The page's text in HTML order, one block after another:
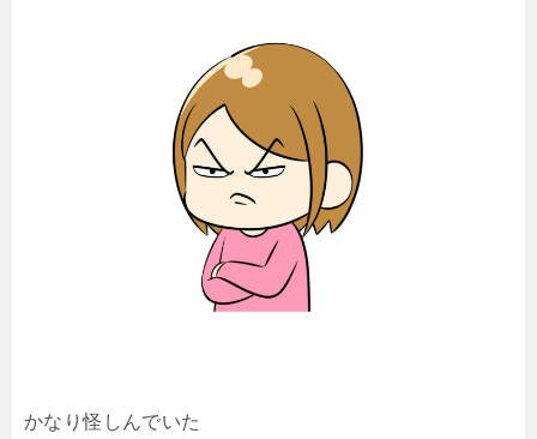
かなり怪しんでいた